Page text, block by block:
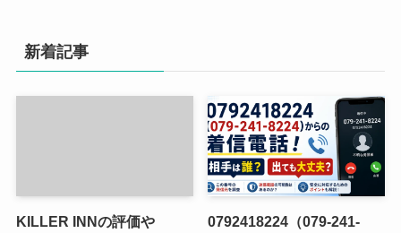
新着記事
KILLER INNの評価や
0792418224（079-241-